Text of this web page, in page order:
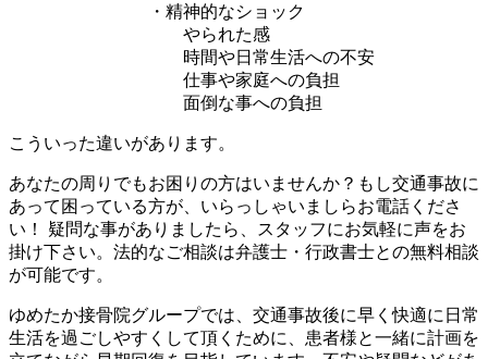
・精神的なショック
やられた感
時間や日常生活への不安
仕事や家庭への負担
面倒な事への負担
こういった違いがあります。
あなたの周りでもお困りの方はいませんか？もし交通事故に
あって困っている方が、いらっしゃいましらお電話くださ
い！ 疑問な事がありましたら、スタッフにお気軽に声をお
掛け下さい。法的なご相談は弁護士・行政書士との無料相談
が可能です。
ゆめたか接骨院グループでは、交通事故後に早く快適に日常
生活を過ごしやすくして頂くために、患者様と一緒に計画を